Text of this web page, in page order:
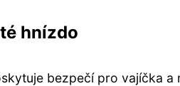
hnízdo
bezpečí pro vajíčka